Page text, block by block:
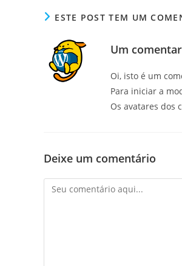
ESTE POST TEM UM
Um
Oi, isto é um
Para iniciar a
Os avatares dos
Deixe um comentário